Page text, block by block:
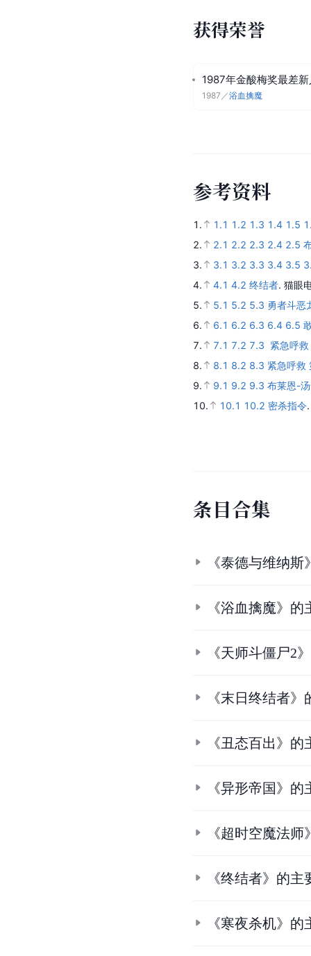
获得荣誉
1987年金酸梅奖最差
1987 ／浴血擒魔
参考资料
1. 1.1 1.2 1.3 1.4 1.5
2.
2.1 2.2 2.3 2.4 2.5
3.
3.1 3.2 3.3 3.4 3.5
4.
4.1 4.2 终结者. 猫眼
5.
5.1 5.2 5.3 勇者斗恶
6.
6.1 6.2 6.3 6.4 6.5
7.
7.1 7.2 7.3 紧急呼
8.
8.1 8.2 8.3 紧急呼救
9.
9.1 9.2 9.3 布莱恩-
10.
10.1 10.2 密杀指令
条目合集
《泰德与维纳
《浴血擒魔》的
《天师斗僵尸2
《末日终结者
《丑态百出》的
《异形帝国》的
《超时空魔法
《终结者》的主
《寒夜杀机》的